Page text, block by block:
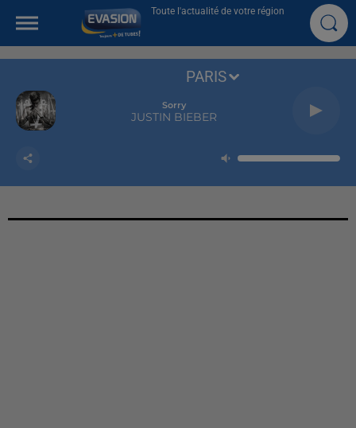
Toute l'actualité de votre région
Sorry
JUSTIN BIEBER
PARIS